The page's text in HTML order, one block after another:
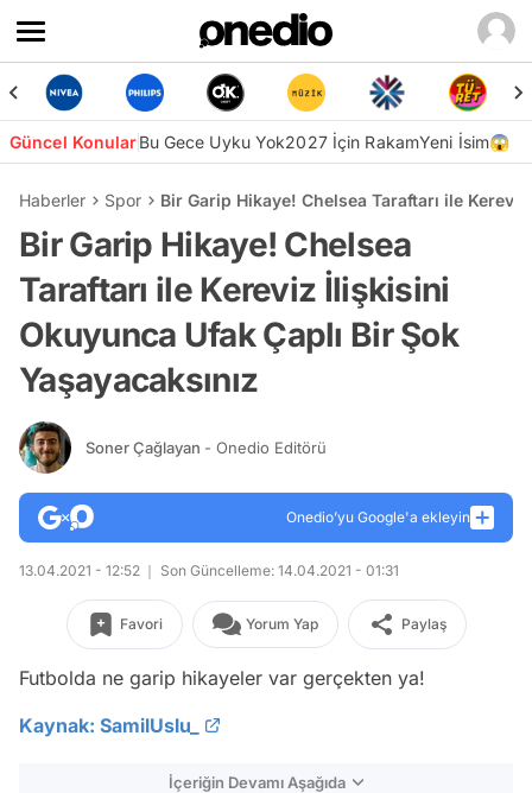
Güncel KonularBu Gece Uyku Yok2027 İçin RakamYeni İsim😱
Haberler Spor Bir Garip Hikaye! Chelsea Taraftarı ile
Bir Garip Hikaye! Chelsea
Taraftarı ile Kereviz İlişkisini
Okuyunca Ufak Çaplı Bir Şok
Yaşayacaksınız
Soner Çağlayan - Onedio Editörü
Onedio’yu Google'a ekleyin
13.04.2021 - 12:52 Son Güncelleme: 14.04.2021 - 01:31
Favori Yorum Yap Paylaş
Futbolda ne garip hikayeler var gerçekten ya!
Kaynak: SamilUslu_
İçeriğin Devamı Aşağıda